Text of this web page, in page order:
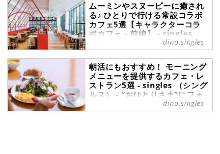
一人時間を過ごすためのお気に入り
の店舗は、いくつあってもよいもの
です。そして、お気に入りを増やし
ていくためにも、新しいお店は常に
開拓していきたいもの。今回は、6
月にオープンしたレストラン・カフ
ェを6つご紹介します。東京にニュ
ーオープンしたレストラン・カフェ
をピックアップしてご紹介するの
で、ぜひ足を運んでみてください。
ムーミンやスヌーピーに癒され
る♪ ひとりで行ける常設コラボ
カフェ5選【キャラクターコラ
ボカフェ・前編】 - singles
（シングルス） - “おひとりさ
ま”にフォーカスした情報サイト
等身大のキャラクター像、ここにし
かないオリジナルメニュー、テーマ
カラーで統一されたインテリアな
ど、どっぷりとその世界観に浸れる
「キャラクターコラボカフェ」は、
dino.singles
朝活にもおすすめ！ モーニング
メニューを提供するカフェ・レ
ストラン5選 - singles （シング
ルス） - “おひとりさま”にフォ
ーカスした情報サイトdino.singles